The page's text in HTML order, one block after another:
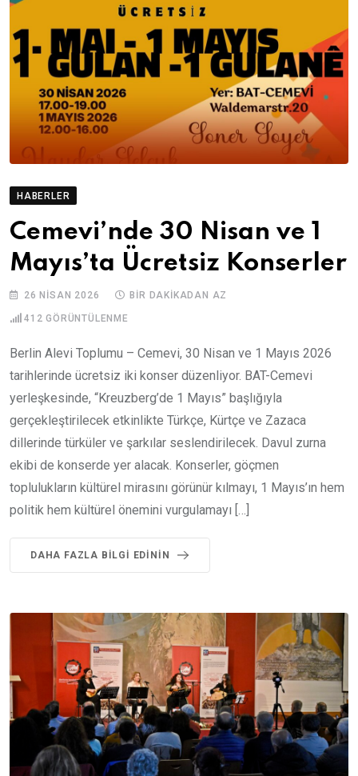
HABERLER
Cemevi’nde 30 Nisan ve 1
Mayıs’ta Ücretsiz Konserler
26 NISAN 2026 BIR DAKIKADAN AZ
412 GÖRÜNTÜLENME
Berlin Alevi Toplumu – Cemevi, 30 Nisan ve 1 Mayıs 2026
tarihlerinde ücretsiz iki konser düzenliyor. BAT-Cemevi
yerleşkesinde, “Kreuzberg’de 1 Mayıs” başlığıyla
gerçekleştirilecek etkinlikte Türkçe, Kürtçe ve Zazaca
dillerinde türküler ve şarkılar seslendirilecek. Davul zurna
ekibi de konserde yer alacak. Konserler, göçmen
toplulukların kültürel mirasını görünür kılmayı, 1 Mayıs’ın hem
politik hem kültürel önemini vurgulamayı […]
DAHA FAZLA BILGI EDININ